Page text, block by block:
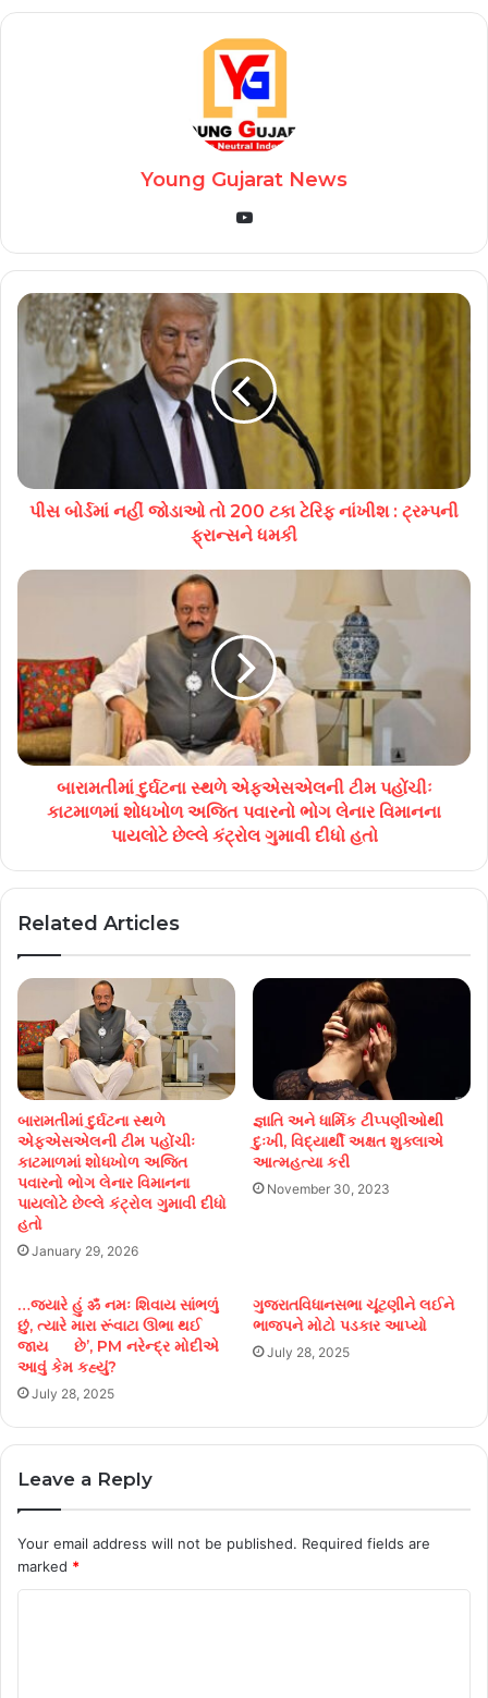
Young Gujarat News
YouTube
પીસ બોર્ડમાં નહીં જોડાઓ તો 200 ટકા ટેરિફ નાંખીશ : ટ્રમ્પની
ફ્રાન્સને ધમકી
બારામતીમાં દુર્ઘટના સ્થળે એફએસએલની ટીમ પહોંચીઃ
કાટમાળમાં શોધખોળ અજિત પવારનો ભોગ લેનાર વિમાનના
પાયલોટે છેલ્લે કંટ્રોલ ગુમાવી દીધો હતો
Related Articles
બારામતીમાં દુર્ઘટના સ્થળે
એફએસએલની ટીમ પહોંચીઃ
કાટમાળમાં શોધખોળ અજિત
પવારનો ભોગ લેનાર વિમાનના
પાયલોટે છેલ્લે કંટ્રોલ ગુમાવી દીધો
હતો
January 29, 2026
જ્ઞાતિ અને ધાર્મિક ટીપ્પણીઓથી
દુઃખી, વિદ્યાર્થી અક્ષત શુક્લાએ
આત્મહત્યા કરી
November 30, 2023
…જ્યારે હું ॐ નમઃ શિવાય સાંભળું
છું, ત્યારે મારા રૂંવાટા ઊભા થઈ
જાય છે’, PM નરેન્દ્ર મોદીએ
આવું કેમ કહ્યું?
July 28, 2025
ગુજરાતવિધાનસભા ચૂંટણીને લઈને
ભાજપને મોટો પડકાર આપ્યો
July 28, 2025
Leave a Reply
Your email address will not be published. Required fields are
marked *